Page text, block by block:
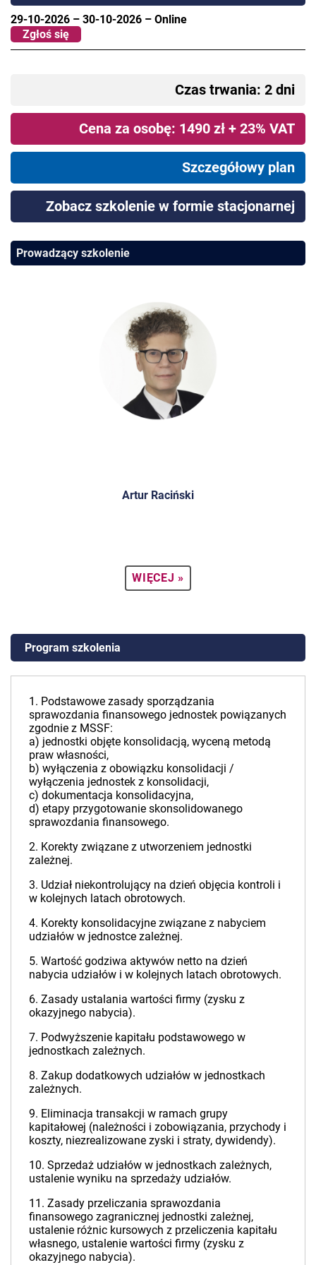
29-10-2026 – 30-10-2026 – Online
Zgłoś się
Czas trwania: 2 dni
Cena za osobę: 1490 zł + 23% VAT
Szczegółowy plan
Zobacz szkolenie w formie stacjonarnej
Prowadzący szkolenie
Artur Raciński
WIĘCEJ »
Program szkolenia
1. Podstawowe zasady sporządzania
sprawozdania finansowego jednostek powiązanych
zgodnie z MSSF:
a) jednostki objęte konsolidacją, wyceną metodą
praw własności,
b) wyłączenia z obowiązku konsolidacji /
wyłączenia jednostek z konsolidacji,
c) dokumentacja konsolidacyjna,
d) etapy przygotowanie skonsolidowanego
sprawozdania finansowego.
2. Korekty związane z utworzeniem jednostki
zależnej.
3. Udział niekontrolujący na dzień objęcia kontroli i
w kolejnych latach obrotowych.
4. Korekty konsolidacyjne związane z nabyciem
udziałów w jednostce zależnej.
5. Wartość godziwa aktywów netto na dzień
nabycia udziałów i w kolejnych latach obrotowych.
6. Zasady ustalania wartości firmy (zysku z
okazyjnego nabycia).
7. Podwyższenie kapitału podstawowego w
jednostkach zależnych.
8. Zakup dodatkowych udziałów w jednostkach
zależnych.
9. Eliminacja transakcji w ramach grupy
kapitałowej (należności i zobowiązania, przychody i
koszty, niezrealizowane zyski i straty, dywidendy).
10. Sprzedaż udziałów w jednostkach zależnych,
ustalenie wyniku na sprzedaży udziałów.
11. Zasady przeliczania sprawozdania
finansowego zagranicznej jednostki zależnej,
ustalenie różnic kursowych z przeliczenia kapitału
własnego, ustalenie wartości firmy (zysku z
okazyjnego nabycia).